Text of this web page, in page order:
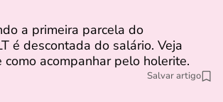
a primeira parcela do
é descontada do salário. Veja
como acompanhar pelo holerite.
Salvar artigo